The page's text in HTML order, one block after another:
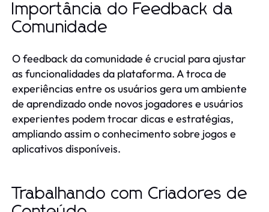
Importância do Feedback da
Comunidade
O feedback da comunidade é crucial para ajustar
as funcionalidades da plataforma. A troca de
experiências entre os usuários gera um ambiente
de aprendizado onde novos jogadores e usuários
experientes podem trocar dicas e estratégias,
ampliando assim o conhecimento sobre jogos e
aplicativos disponíveis.
Trabalhando com Criadores de